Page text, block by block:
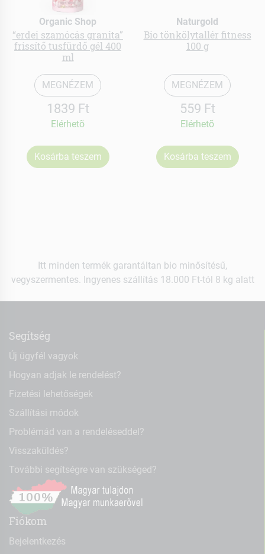
Organic Shop
“erdei szamócás granita”
frissítő tusfürdő gél 400
ml
MEGNÉZEM
1839 Ft
Elérhetõ
Kosárba teszem
Naturgold
Bio tönkölytallér fitness
100 g
MEGNÉZEM
559 Ft
Elérhetõ
Kosárba teszem
Itt minden termék garantáltan bio minősítésű,
vegyszermentes. Ingyenes szállítás 18.000 Ft-tól 8 kg alatt
Segítség
Új ügyfél vagyok
Hogyan adjak le rendelést?
Fizetési lehetőségek
Szállítási módok
Problémád van a rendeléseddel?
Visszaküldés?
További segítségre van szükséged?
Fiókom
Bejelentkezés